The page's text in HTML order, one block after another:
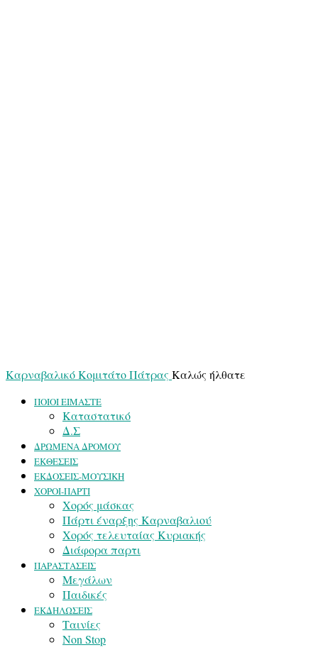
Καρναβαλικό Κομιτάτο Πάτρας Καλώς ήλθατε
ΠΟΙΟΙ ΕΙΜΑΣΤΕ
Καταστατικό
Δ.Σ
ΔΡΩΜΕΝΑ ΔΡΟΜΟΥ
ΕΚΘΕΣΕΙΣ
ΕΚΔΟΣΕΙΣ-ΜΟΥΣΙΚΗ
ΧΟΡΟΙ-ΠΑΡΤΙ
Χορός μάσκας
Πάρτι έναρξης Καρναβαλιού
Χορός τελευταίας Κυριακής
Διάφορα παρτι
ΠΑΡΑΣΤΑΣΕΙΣ
Μεγάλων
Παιδικές
ΕΚΔΗΛΩΣΕΙΣ
Ταινίες
Non Stop